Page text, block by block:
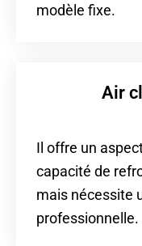
modèle fixe.
Air
Il offre un
capacité de
mais nécessite
professionnelle.